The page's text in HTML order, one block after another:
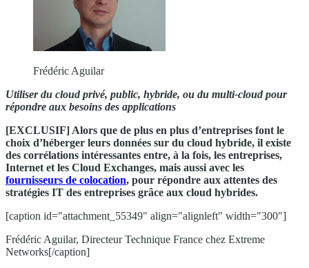
Frédéric Aguilar
Utiliser du cloud privé, public, hybride, ou du multi-cloud pour
répondre aux besoins des applications
[EXCLUSIF] Alors que de plus en plus d’entreprises font le
choix d’héberger leurs données sur du cloud hybride, il existe
des corrélations intéressantes entre, à la fois, les entreprises,
Internet et les Cloud Exchanges, mais aussi avec les
fournisseurs de colocation, pour répondre aux attentes des
stratégies IT des entreprises grâce aux cloud hybrides.
[caption id="attachment_55349" align="alignleft" width="300"]
Frédéric Aguilar, Directeur Technique France chez Extreme
Networks[/caption]